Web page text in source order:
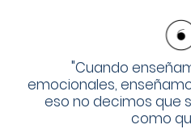
"Cuando
emocionales,
eso no decimos que
como